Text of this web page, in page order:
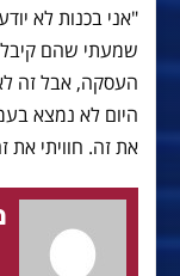
"אני בכנות לא
שמעתי שהם
העסקה, אבל זה
היום לא נמצא
את זה. חוויתי את